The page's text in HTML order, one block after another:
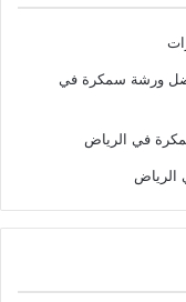
ورشة سمكرة في
في الرياض
الرياض